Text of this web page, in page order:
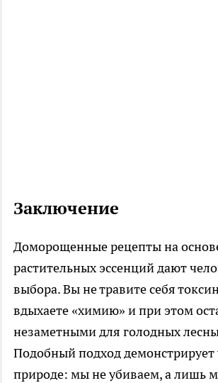
Заключение
Доморощенные рецепты на
растительных эссенций дают
выбора. Вы не травите себя
вдыхаете «химию» и при этом
незаметными для голодных
Подобный подход демонстрирует
природе: мы не убиваем, а лишь